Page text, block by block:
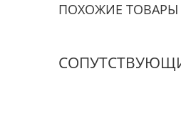
ПОХОЖИЕ ТОВАРЫ